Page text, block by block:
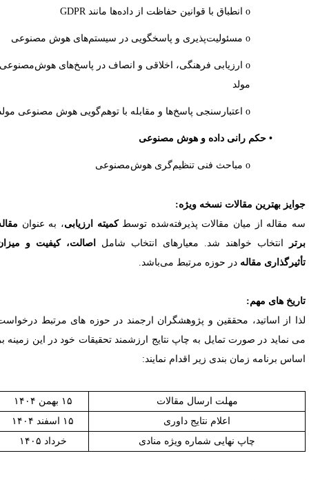
GDPR
o ارزیابی فرهنگی، اخلاقی و انصاف در پاسخ‌های هوش‌مصنوعی
مولد
• حکم رانی داده و هوش مصنوعی
بهترین مقالات نسخه ویژه:
مقاله از میان مقالات پذیرفته‌شده توسط کمیته ارزیابی، به عنوان مقاله
انتخاب خواهند شد. معیارهای انتخاب شامل اصالت، کیفیت و میزان
مقاله در حوزه مرتبط می‌باشد.
های مهم:
از اساتید، محققین و پژوهشگران ارجمند در حوزه های مرتبط درخواست
نماید در صورت تمایل به چاپ نتایج ارزشمند تحقیقات خود در این زمینهبر
برنامه زمان بندی زیر اقدام نمایند:
مهلت ارسال مقالات
۱۵ بهمن ۱۴۰۴
اعلام نتایج داوری
۱۵ اسفند ۱۴۰۴
چاپ نهایی شماره ویژه منادی
خرداد ۱۴۰۵